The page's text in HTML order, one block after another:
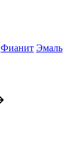
Фианит Эмаль